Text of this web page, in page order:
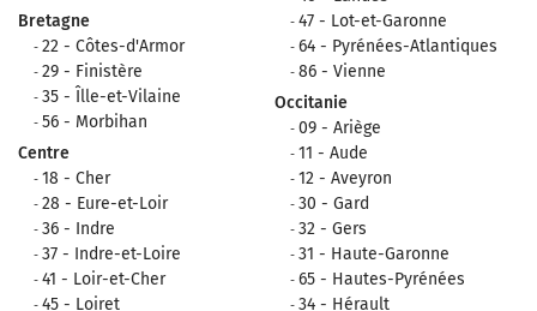
Bretagne
22 - Côtes-d'Armor
29 - Finistère
35 - Îlle-et-Vilaine
56 - Morbihan
Centre
18 - Cher
28 - Eure-et-Loir
36 - Indre
37 - Indre-et-Loire
41 - Loir-et-Cher
45 - Loiret
47 - Lot-et-Garonne
64 - Pyrénées-Atlantiques
86 - Vienne
Occitanie
09 - Ariège
11 - Aude
12 - Aveyron
30 - Gard
32 - Gers
31 - Haute-Garonne
65 - Hautes-Pyrénées
34 - Hérault